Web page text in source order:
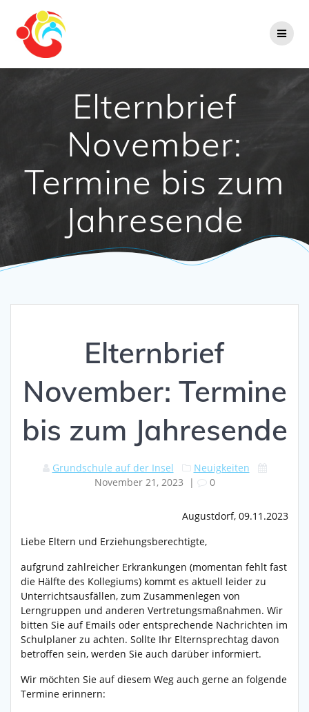
Elternbrief
November:
Termine bis zum
Jahresende
Elternbrief
November: Termine
bis zum Jahresende
Grundschule auf der Insel
Neuigkeiten
November 21, 2023 | 0
Augustdorf, 09.11.2023
Liebe Eltern und Erziehungsberechtigte,
aufgrund zahlreicher Erkrankungen (momentan fehlt fast
die Hälfte des Kollegiums) kommt es aktuell leider zu
Unterrichtsausfällen, zum Zusammenlegen von
Lerngruppen und anderen Vertretungsmaßnahmen. Wir
bitten Sie auf Emails oder entsprechende Nachrichten im
Schulplaner zu achten. Sollte Ihr Elternsprechtag davon
betroffen sein, werden Sie auch darüber informiert.
Wir möchten Sie auf diesem Weg auch gerne an folgende
Termine erinnern: